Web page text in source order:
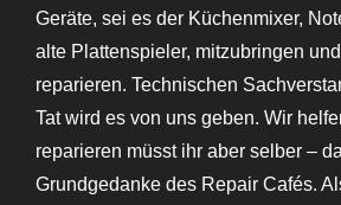
Geräte, sei es der Küchenmixer,
alte Plattenspieler, mitzubringen
reparieren. Technischen
Tat wird es von uns geben. Wir
reparieren müsst ihr aber selber –
Grundgedanke des Repair Cafés.